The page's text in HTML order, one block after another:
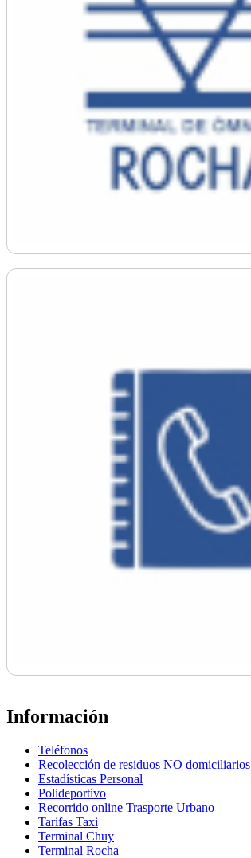
Información
Teléfonos
Recolección de residuos NO domiciliarios
Estadísticas Personal
Polideportivo
Recorrido online Trasporte Urbano
Tarifas Taxi
Terminal Chuy
Terminal Rocha